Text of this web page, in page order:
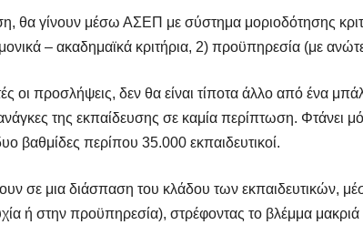
θα γίνουν μέσω ΑΣΕΠ με σύστημα μοριοδότησης
– ακαδημαϊκά κριτήρια, 2) προϋπηρεσία (με
οι προσλήψεις, δεν θα είναι τίποτα άλλο από ένα
της εκπαίδευσης σε καμία περίπτωση. Φτάνει
βαθμίδες περίπου 35.000 εκπαιδευτικοί.
σε μια διάσπαση του κλάδου των εκπαιδευτικών,
ή στην προϋπηρεσία), στρέφοντας το βλέμμα